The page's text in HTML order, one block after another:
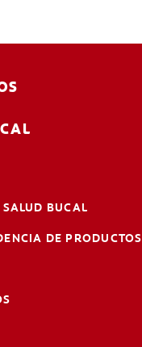
BUCAL
DE PRODUCTOS